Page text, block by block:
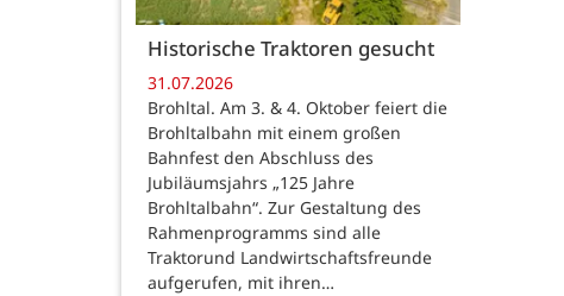
Historische Traktoren gesucht
31.07.2026
Brohltal. Am 3. & 4. Oktober feiert die
Brohltalbahn mit einem großen
Bahnfest den Abschluss des
Jubiläumsjahrs „125 Jahre
Brohltalbahn“. Zur Gestaltung des
Rahmenprogramms sind alle
Traktorund Landwirtschaftsfreunde
aufgerufen, mit ihren…